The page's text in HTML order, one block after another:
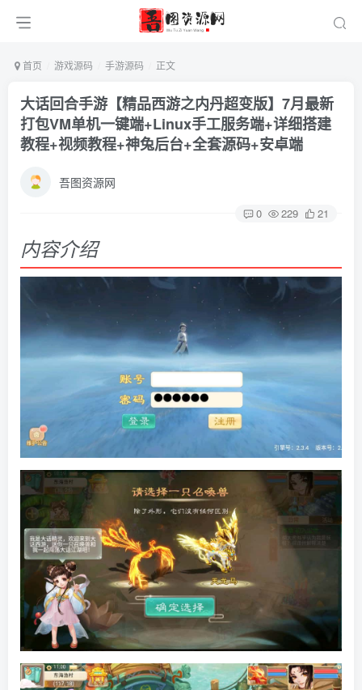
首页 游戏源码 手游源码 正文
大话回合手游【精品西游之内丹超变版】7月最新
打包VM单机一键端+Linux手工服务端+详细搭建
教程+视频教程+神兔后台+全套源码+安卓端
吾图资源网
0 229 21
内容介绍